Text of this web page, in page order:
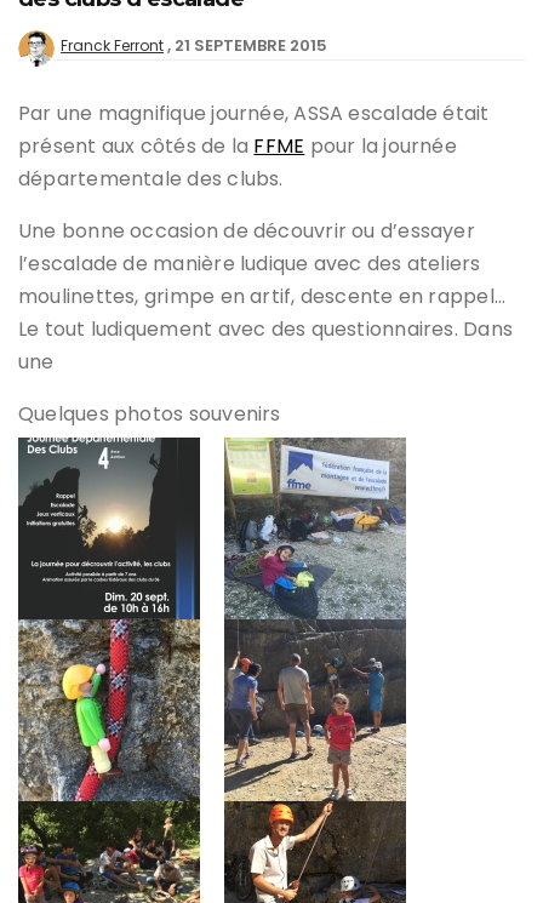
Franck Ferront 21 SEPTEMBRE 2015
Par une magnifique journée, ASSA escalade était
présent aux côtés de la FFME pour la journée
départementale des clubs.
Une bonne occasion de découvrir ou d’essayer
l’escalade de manière ludique avec des ateliers
moulinettes, grimpe en artif, descente en rappel…
Le tout ludiquement avec des questionnaires. Dans
une
Quelques photos souvenirs